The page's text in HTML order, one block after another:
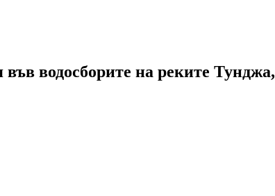
водосборите на реките